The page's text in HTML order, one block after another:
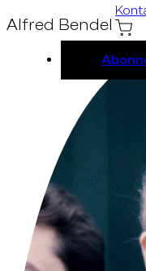
Alfred Bendel